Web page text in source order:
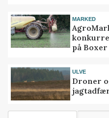
MARKED
på Boxer
ULVE
Droner